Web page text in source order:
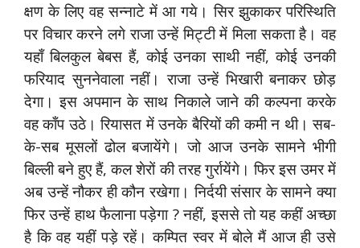
क्षण के लिए वह सन्नाटे में आ गये। सिर झुकाकर परिस्थिति
पर विचार करने लगे राजा उन्हें मिट्टी में मिला सकता है। वह
यहाँ बिलकुल बेबस हैं, कोई उनका साथी नहीं, कोई उनकी
फरियाद सुननेवाला नहीं। राजा उन्हें भिखारी बनाकर छोड़
देगा। इस अपमान के साथ निकाले जाने की कल्पना करके
वह काँप उठे। रियासत में उनके बैरियों की कमी न थी। सब-
के-सब मूसलों ढोल बजायेंगे। जो आज उनके सामने भीगी
बिल्ली बने हुए हैं, कल शेरों की तरह गुर्रायेंगे। फिर इस उमर में
अब उन्हें नौकर ही कौन रखेगा। निर्दयी संसार के सामने क्या
फिर उन्हें हाथ फैलाना पड़ेगा ? नहीं, इससे तो यह कहीं अच्छा
है कि वह यहीं पड़े रहें। कम्पित स्वर में बोले मैं आज ही उसे